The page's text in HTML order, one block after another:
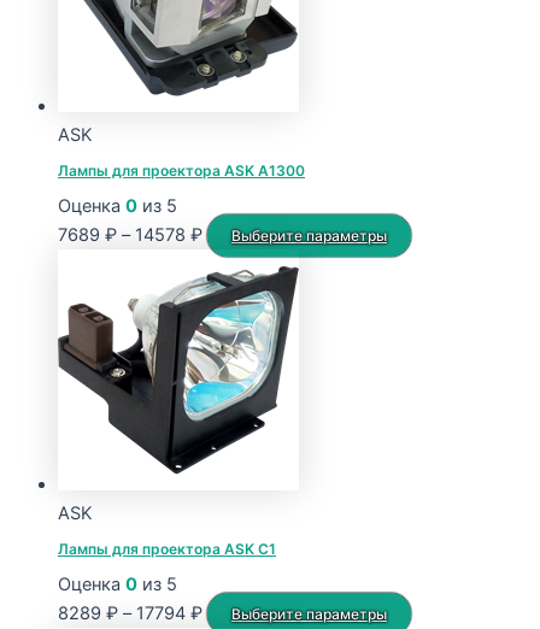
ASK
Лампы для проектора ASK A1300
Оценка 0 из 5
7689 ₽ – 14578 ₽Диапазон
цен:
7689 ₽
–
14578 ₽
Выберите параметры
Этот
ASK
Лампы для проектора ASK C1
Оценка 0 из 5
8289 ₽ – 17794 ₽Диапазон
Выберите параметры
Этот